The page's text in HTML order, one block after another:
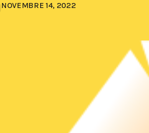
NOVEMBRE 14, 2022